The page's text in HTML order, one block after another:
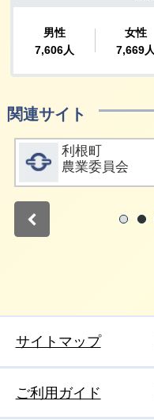
関連サイト
詳細をみる
利根町
農業委員会
サイトマップ
ご利用ガイド